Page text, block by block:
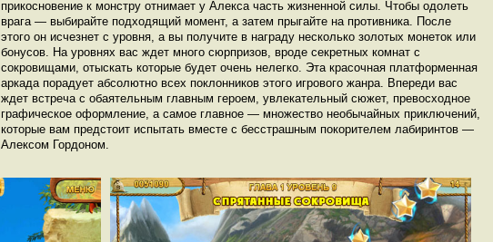
прикосновение к монстру отнимает у Алекса часть жизненной силы. Чтобы одолеть
врага — выбирайте подходящий момент, а затем прыгайте на противника. После
этого он исчезнет с уровня, а вы получите в награду несколько золотых монеток или
бонусов. На уровнях вас ждет много сюрпризов, вроде секретных комнат с
сокровищами, отыскать которые будет очень нелегко. Эта красочная платформенная
аркада порадует абсолютно всех поклонников этого игрового жанра. Впереди вас
ждет встреча с обаятельным главным героем, увлекательный сюжет, превосходное
графическое оформление, а самое главное — множество необычайных приключений,
которые вам предстоит испытать вместе с бесстрашным покорителем лабиринтов —
Алексом Гордоном.